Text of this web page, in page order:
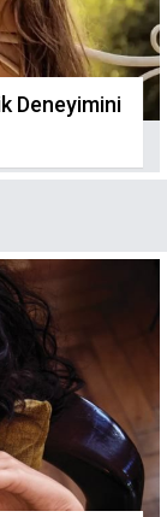
Deneyimini